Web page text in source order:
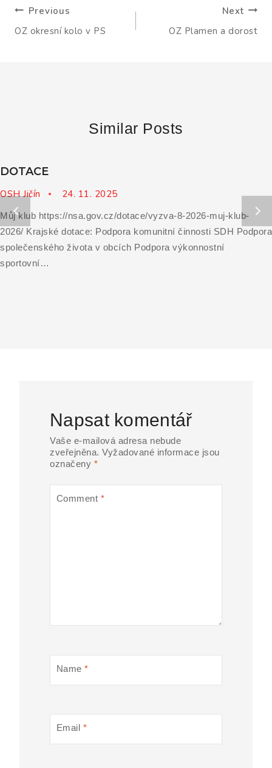
Navigace
pro
příspěvek
Previous
OZ okresní kolo v PS
Next
OZ Plamen a dorost
Similar Posts
DOTACE
OSH Jičín 24. 11. 2025
Můj klub https://nsa.gov.cz/dotace/vyzva-8-2026-muj-klub-
2026/ Krajské dotace: Podpora komunitní činnosti SDH Podpora
společenského života v obcích Podpora výkonnostní
sportovní…
Napsat komentář
Vaše e-mailová adresa nebude
zveřejněna. Vyžadované informace jsou
označeny *
Comment *
Name *
Email *